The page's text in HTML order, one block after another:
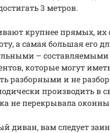
3 метров.
крупнее прямых,
а самая большая его
– составляемыми
которые могут
разборными и не
производить в
не перекрывала
диван, вам следует